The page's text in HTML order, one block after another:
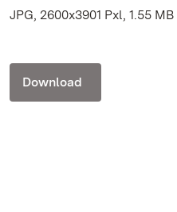
JPG, 2600x3901 Pxl, 1.55 MB
Download